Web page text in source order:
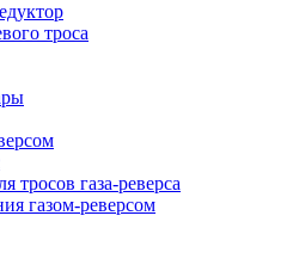
троса
тросов газа-реверса
газом-реверсом